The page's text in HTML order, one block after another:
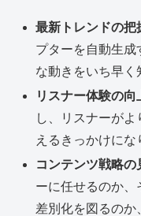
最新トレンドの把
プターを自動生
な動きをいち早く
リスナー体験の向
し、リスナーが
えるきっかけにな
コンテンツ戦略の
ーに任せるのか、
差別化を図るのか